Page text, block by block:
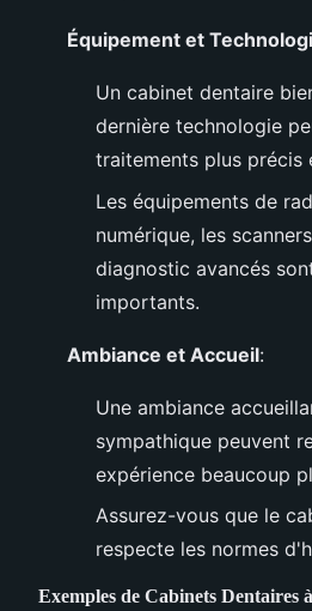
Équipement et
Un cabinet dentaire
dernière technologie
traitements plus précis
Les équipements de
numérique, les
diagnostic avancés
importants.
Ambiance et Accueil:
Une ambiance
sympathique peuvent
expérience beaucoup
Assurez-vous que le
respecte les normes
Exemples de Cabinets Dentaires